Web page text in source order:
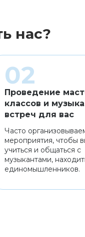
нас?
Проведение
классов и
встреч для вас
Часто
мероприятия, чтобы
учиться и общаться с
музыкантами,
единомышленников.